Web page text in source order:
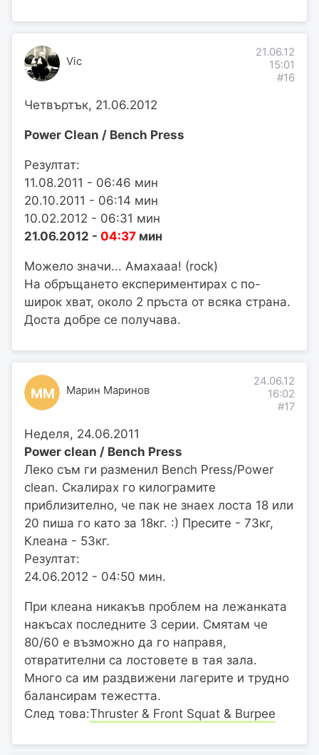
Vic
21.06.12
15:01
#16
Четвъртък, 21.06.2012
Power Clean / Bench Press
Резултат:
11.08.2011 - 06:46 мин
20.10.2011 - 06:14 мин
10.02.2012 - 06:31 мин
21.06.2012 - 04:37 мин
Можело значи... Амахааа! (rock)
На обръщането експериментирах с по-
широк хват, около 2 пръста от всяка страна.
Доста добре се получава.
ММ Марин Маринов
24.06.12
16:02
#17
Неделя, 24.06.2011
Power clean / Bench Press
Леко съм ги разменил Bench Press/Power
clean. Скалирах го килограмите
приблизително, че пак не знаех лоста 18 или
20 пиша го като за 18кг. :) Пресите - 73кг,
Клеана - 53кг.
Резултат:
24.06.2012 - 04:50 мин.
При клеана никакъв проблем на лежанката
накъсах последните 3 серии. Смятам че
80/60 е възможно да го направя,
отвратителни са лостовете в тая зала.
Много са им раздвижени лагерите и трудно
балансирам тежестта.
След това:Thruster & Front Squat & Burpee